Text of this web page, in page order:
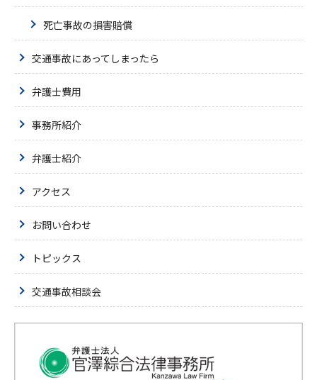
死亡事故の損害賠償
交通事故にあってしまったら
弁護士費用
事務所紹介
弁護士紹介
アクセス
お問い合わせ
トピックス
交通事故相談会